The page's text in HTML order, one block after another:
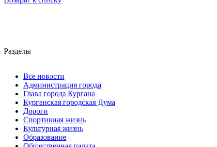
Разделы
Все новости
Администрация города
Глава города Кургана
Курганская городская Дума
Дороги
Спортивная жизнь
Культурная жизнь
Образование